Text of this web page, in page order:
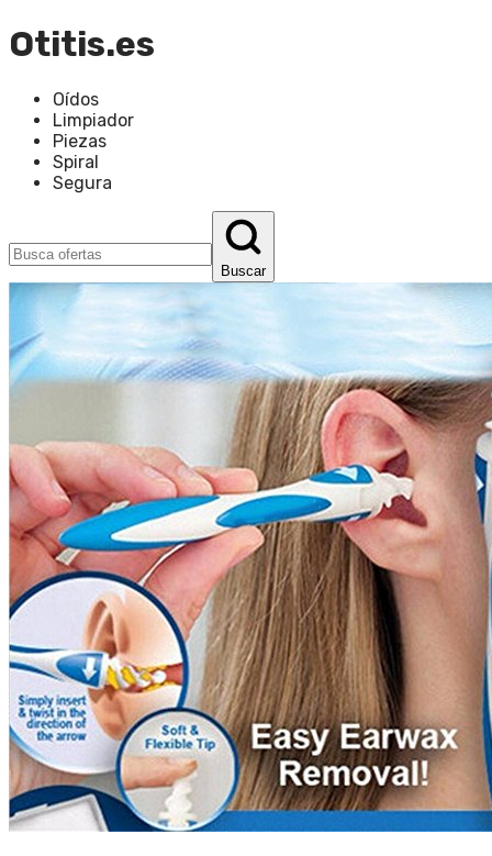
Otitis.es
Oídos
Limpiador
Piezas
Spiral
Segura
Buscar